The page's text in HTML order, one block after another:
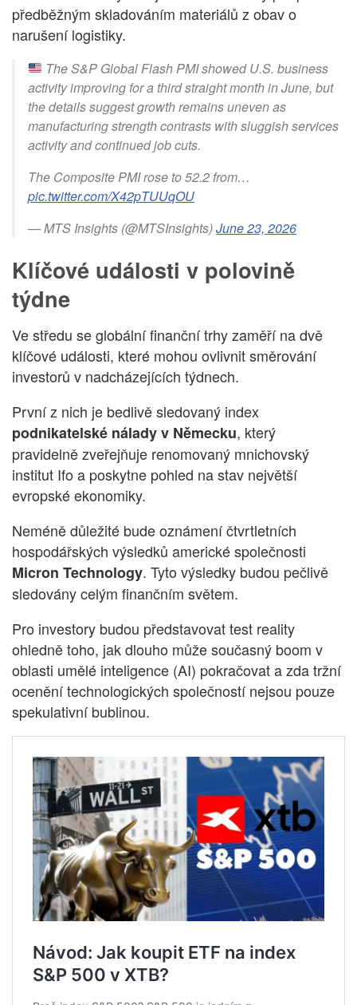
předběžným skladováním materiálů z obav o
narušení logistiky.
The S&P Global Flash PMI showed U.S. business
activity improving for a third straight month in June, but
the details suggest growth remains uneven as
manufacturing strength contrasts with sluggish services
activity and continued job cuts.
The Composite PMI rose to 52.2 from…
pic.twitter.com/X42pTUUqOU
— MTS Insights (@MTSInsights)June 23, 2026
Klíčové události v polovině
týdne
Ve středu se globální finanční trhy zaměří na dvě
klíčové události, které mohou ovlivnit směrování
investorů v nadcházejících týdnech.
První z nich je bedlivě sledovaný index
podnikatelské nálady v Německu, který
pravidelně zveřejňuje renomovaný mnichovský
institut Ifo a poskytne pohled na stav největší
evropské ekonomiky.
Neméně důležité bude oznámení čtvrtletních
hospodářských výsledků americké společnosti
Micron Technology. Tyto výsledky budou pečlivě
sledovány celým finančním světem.
Pro investory budou představovat test reality
ohledně toho, jak dlouho může současný boom v
oblasti umělé inteligence (AI) pokračovat a zda tržní
ocenění technologických společností nejsou pouze
spekulativní bublinou.